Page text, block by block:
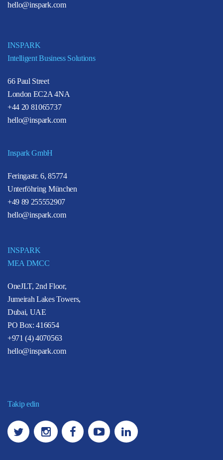
hello@inspark.com
INSPARK
Intelligent Business Solutions
66 Paul Street
London EC2A 4NA
+44 20 81065737
hello@inspark.com
Inspark GmbH
Feringastr. 6, 85774
Unterföhring München
+49 89 255552907
hello@inspark.com
INSPARK
MEA DMCC
OneJLT, 2nd Floor,
Jumeirah Lakes Towers,
Dubai, UAE
PO Box: 416654
+971 (4) 4070563
hello@inspark.com
Takip edin